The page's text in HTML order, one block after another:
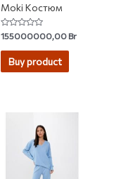
Moki Костюм
Rated
0
out
155000000,00Br
Buy product